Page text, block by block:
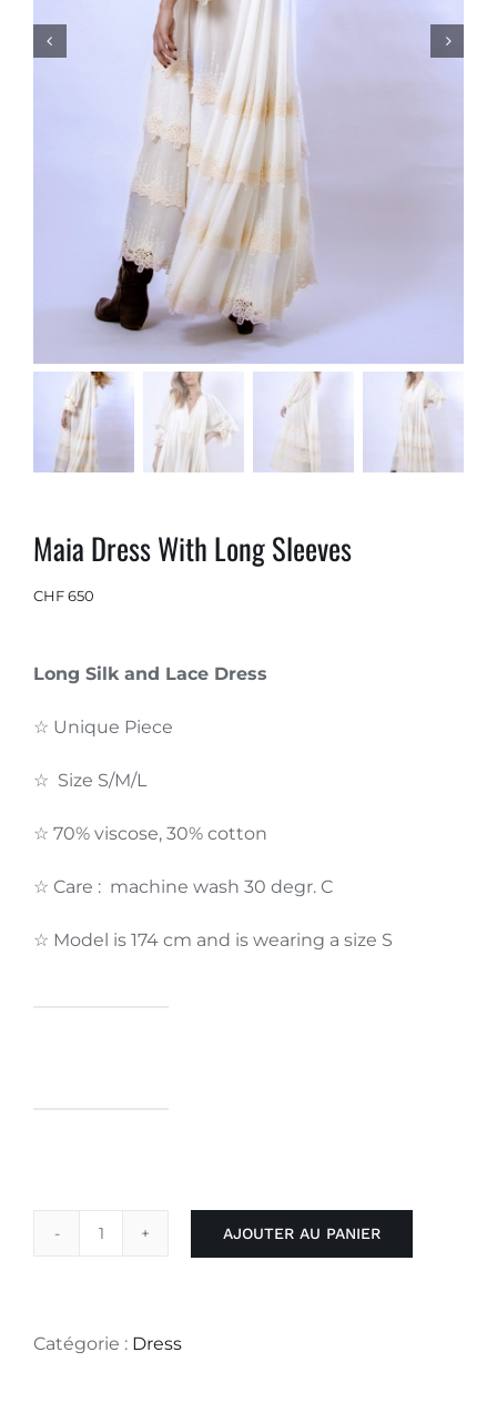
Maia Dress With Long Sleeves
CHF 650
Long Silk and Lace Dress
☆ Unique Piece
☆ Size S/M/L
☆ 70% viscose, 30% cotton
☆ Care : machine wash 30 degr. C
☆ Model is 174 cm and is wearing a size S
Dress
AJOUTER AU PANIER
Catégorie : Dress